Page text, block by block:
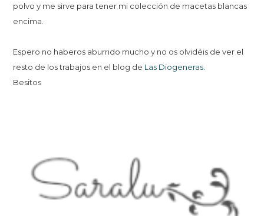
polvo y me sirve para tener mi colección de macetas blancas
encima.
Espero no haberos aburrido mucho y no os olvidéis de ver el
resto de los trabajos en el blog de Las Diogeneras.
Besitos